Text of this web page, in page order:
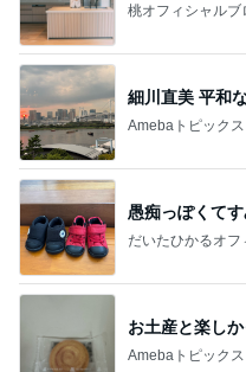
桃オフィシャル
細川直美 平和
Amebaトピックス
愚痴っぽくて
だいたひかるオフ
お土産と楽し
Amebaトピックス